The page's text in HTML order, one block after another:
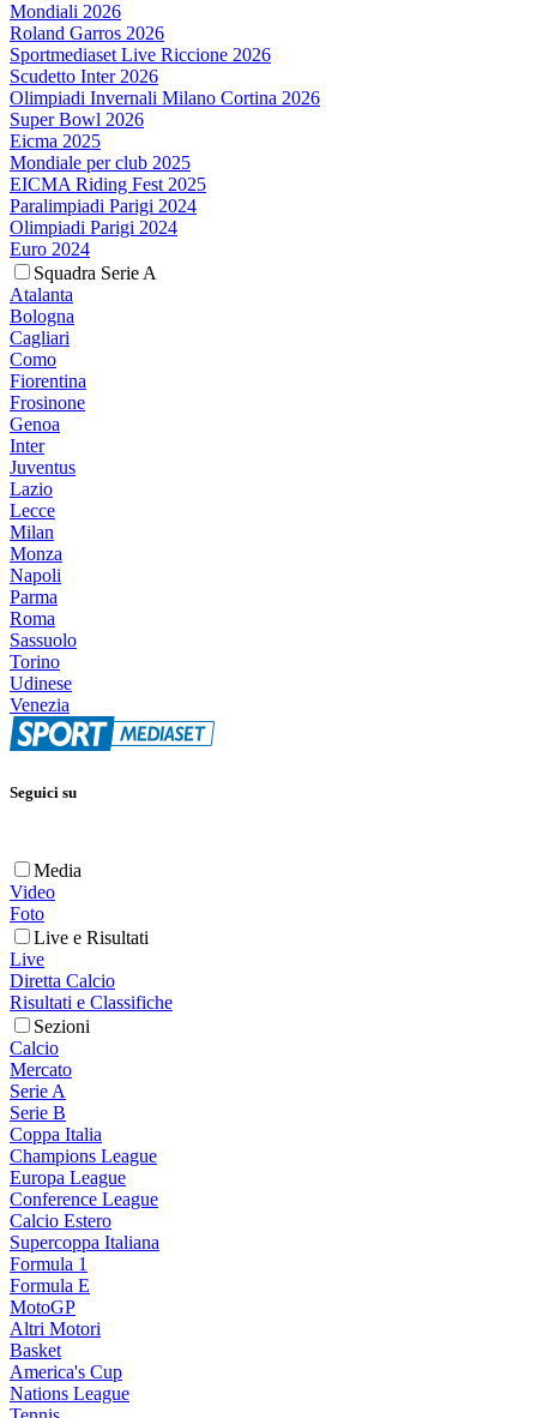
Mondiali 2026
Roland Garros 2026
Sportmediaset Live Riccione 2026
Scudetto Inter 2026
Olimpiadi Invernali Milano Cortina 2026
Super Bowl 2026
Eicma 2025
Mondiale per club 2025
EICMA Riding Fest 2025
Paralimpiadi Parigi 2024
Olimpiadi Parigi 2024
Euro 2024
Squadra Serie A
Atalanta
Bologna
Cagliari
Como
Fiorentina
Frosinone
Genoa
Inter
Juventus
Lazio
Lecce
Milan
Monza
Napoli
Parma
Roma
Sassuolo
Torino
Udinese
Venezia
Seguici su
Media
Video
Foto
Live e Risultati
Live
Diretta Calcio
Risultati e Classifiche
Sezioni
Calcio
Mercato
Serie A
Serie B
Coppa Italia
Champions League
Europa League
Conference League
Calcio Estero
Supercoppa Italiana
Formula 1
Formula E
MotoGP
Altri Motori
Basket
America's Cup
Nations League